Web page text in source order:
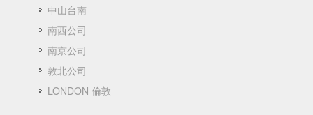
中山台南
南西公司
南京公司
敦北公司
LONDON 倫敦